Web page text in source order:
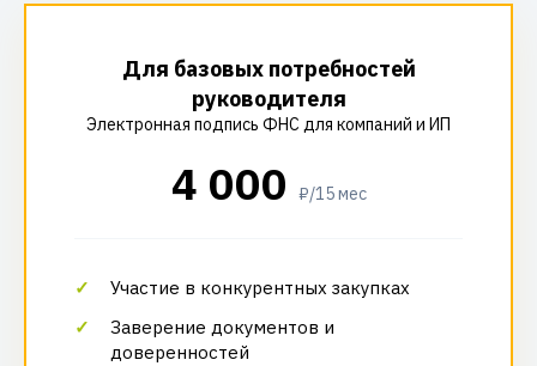
Для базовых потребностей
руководителя
Электронная подпись ФНС для компаний и ИП
4 000 ₽/15 мес
Участие в конкурентных закупках
Заверение документов и
доверенностей